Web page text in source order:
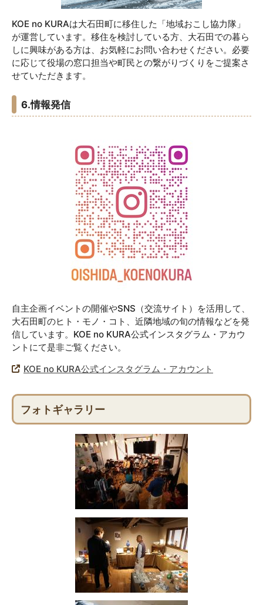
KOE no KURAは大石田町に移住した「地域おこし協力隊」
が運営しています。移住を検討している方、大石田での暮ら
しに興味がある方は、お気軽にお問い合わせください。必要
に応じて役場の窓口担当や町民との繋がりづくりをご提案さ
せていただきます。
6.情報発信
自主企画イベントの開催やSNS（交流サイト）を活用して、
大石田町のヒト・モノ・コト、近隣地域の旬の情報などを発
信しています。KOE no KURA公式インスタグラム・アカウ
ントにて是非ご覧ください。
KOE no KURA公式インスタグラム・アカウント
フォトギャラリー